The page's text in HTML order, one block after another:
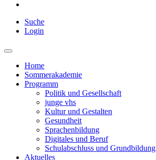
Suche
Login
Home
Sommerakademie
Programm
Politik und Gesellschaft
junge vhs
Kultur und Gestalten
Gesundheit
Sprachenbildung
Digitales und Beruf
Schulabschluss und Grundbildung
Aktuelles